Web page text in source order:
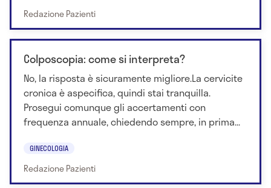
Redazione Pazienti
Colposcopia: come si interpreta?
No, la risposta è sicuramente migliore.La cervicite
cronica è aspecifica, quindi stai tranquilla.
Prosegui comunque gli accertamenti con
frequenza annuale, chiedendo sempre, in prima...
GINECOLOGIA
Redazione Pazienti